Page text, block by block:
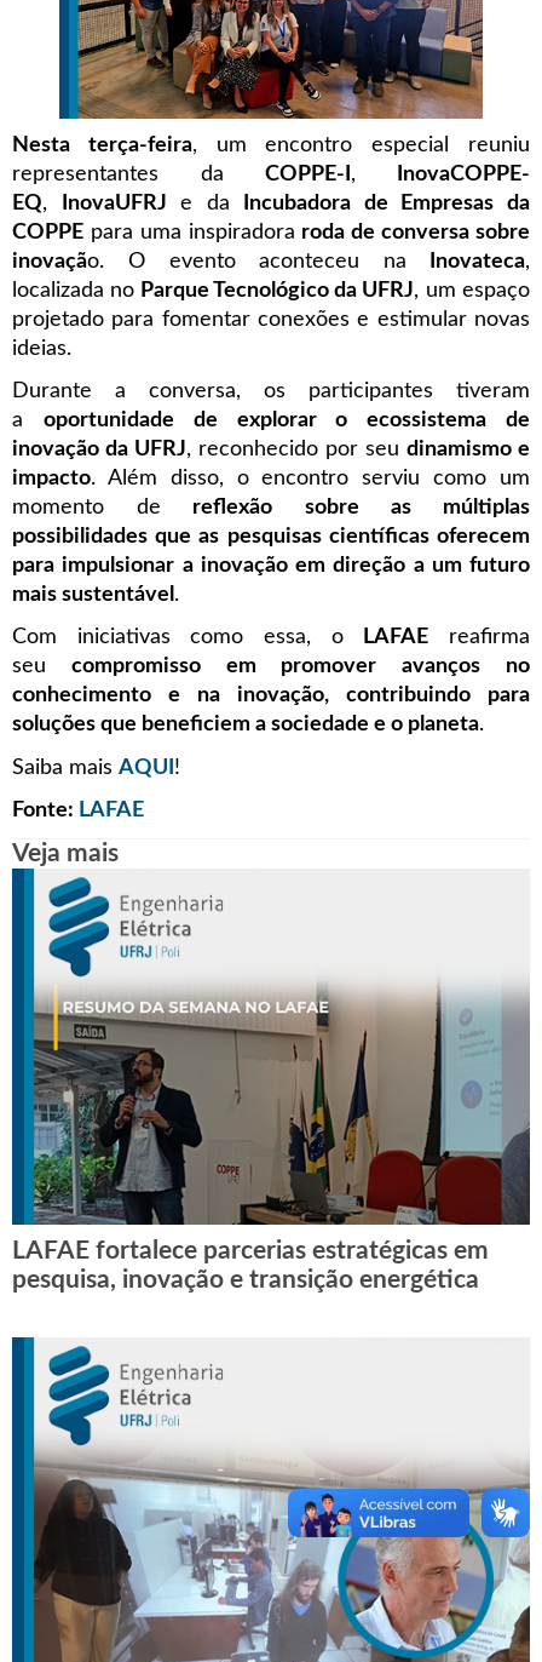
Veja mais
LAFAE fortalece parcerias estratégicas em
pesquisa, inovação e transição energética
Nesta terça-feira, um encontro especial reuniu
representantes daCOPPE-I , InovaCOPPE-
EQ, InovaUFRJ e da
Incubadora de Empresas da
COPPE para uma inspiradora roda de conversa sobre
inovação. O evento aconteceu na Inovateca,
localizada no Parque Tecnológico da UFRJ, um espaço
projetado para fomentar conexões e estimular novas
ideias.
Durante a conversa, os participantes tiveram
a oportunidade de explorar o ecossistema de
inovação da UFRJ, reconhecido por seu dinamismo e
impacto. Além disso, o encontro serviu como um
momento de reflexão sobre as múltiplas
possibilidades que as pesquisas científicas oferecem
para impulsionar a inovação em direção a um futuro
mais sustentável .
Com iniciativas como essa, o
LAFAE reafirma
seu compromisso em promover avanços no
conhecimento e na inovação, contribuindo para
soluções que beneficiem a sociedade e o planeta.
Saiba mais AQUI !
Fonte: LAFAE